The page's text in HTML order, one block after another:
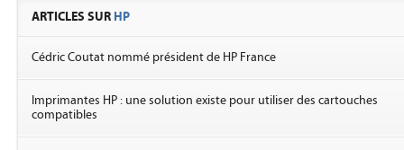
ARTICLES SUR HP
Cédric Coutat nommé président de HP France
Imprimantes HP : une solution existe pour utiliser des cartouches
compatibles